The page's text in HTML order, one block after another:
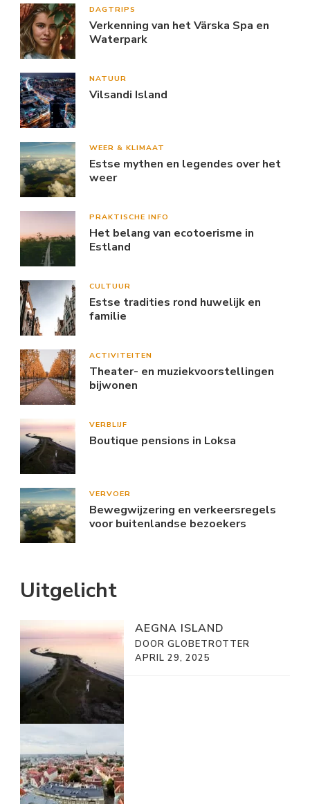
DAGTRIPS
Verkenning van het Värska Spa en
Waterpark
NATUUR
Vilsandi Island
WEER & KLIMAAT
Estse mythen en legendes over het
weer
PRAKTISCHE INFO
Het belang van ecotoerisme in
Estland
CULTUUR
Estse tradities rond huwelijk en
familie
ACTIVITEITEN
Theater- en muziekvoorstellingen
bijwonen
VERBLIJF
Boutique pensions in Loksa
VERVOER
Bewegwijzering en verkeersregels
voor buitenlandse bezoekers
Uitgelicht
AEGNA ISLAND
DOOR GLOBETROTTER
APRIL 29, 2025